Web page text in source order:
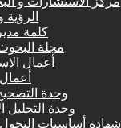
الرؤية
كلمة
مجلة البحوث
أعمال
وحدة
وحدة التحليل
شهادة أساسيات